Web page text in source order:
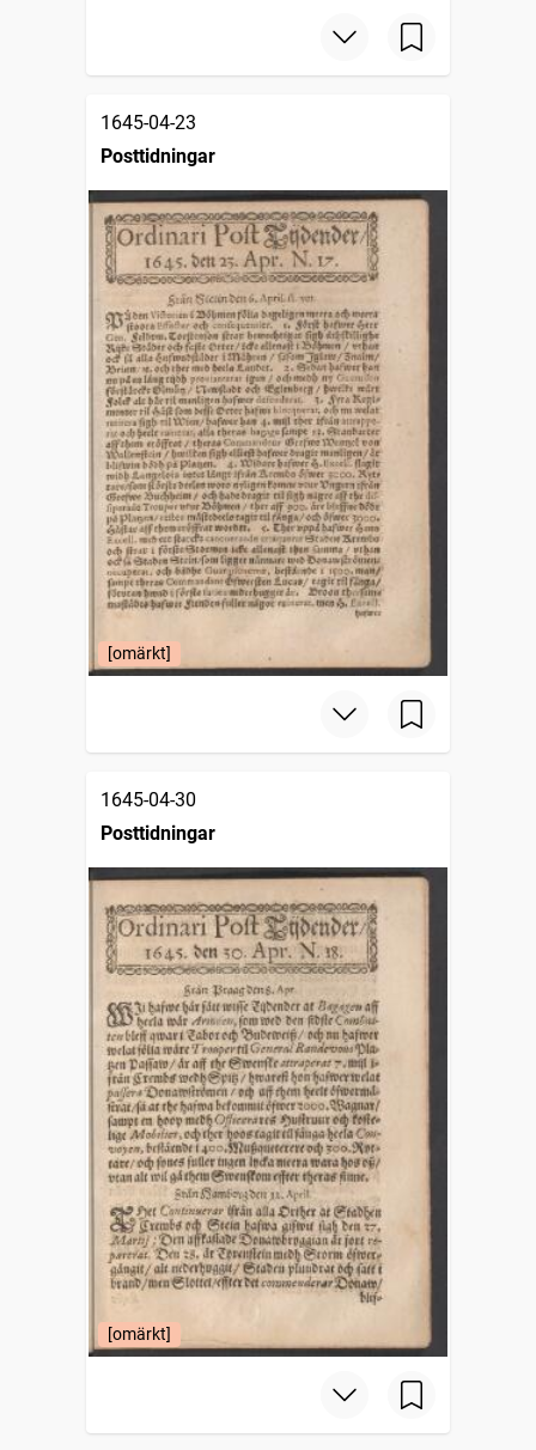
1645-04-23
Posttidningar
[omärkt]
1645-04-30
Posttidningar
[omärkt]